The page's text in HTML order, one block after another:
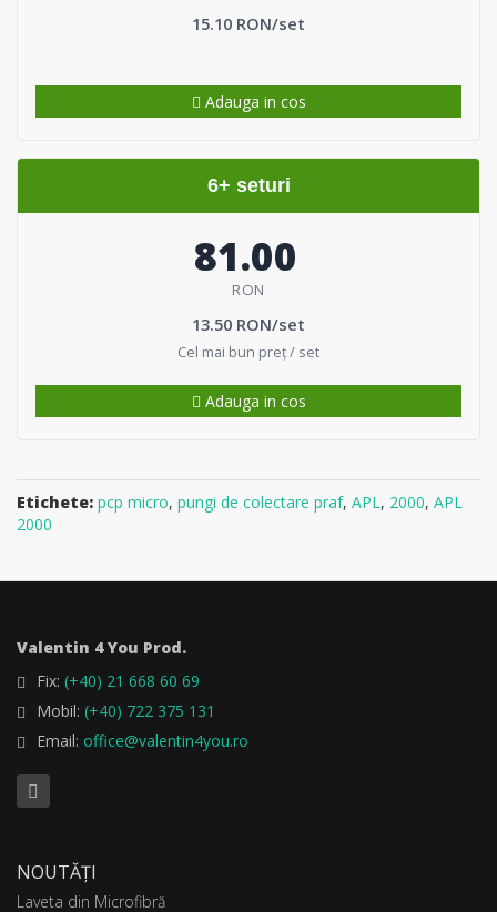
15.10 RON/set
Adauga in cos
6+ seturi
81.00
RON
13.50 RON/set
Cel mai bun preț / set
Adauga in cos
Etichete: pcp micro, pungi de colectare praf, APL, 2000, APL
2000
Valentin 4 You Prod.
Fix: (+40) 21 668 60 69
Mobil: (+40) 722 375 131
Email: office@valentin4you.ro
NOUTĂȚI
Laveta din Microfibră